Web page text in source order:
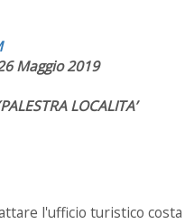
Maggio 2019
LOCALITA’
l'ufficio turistico costa